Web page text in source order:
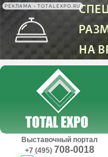
РЕКЛАМА • TOTALEXPO.RU
Выставочный портал
+7 (495) 708-0018